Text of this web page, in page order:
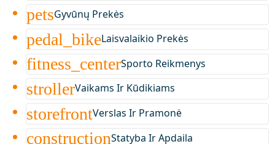
petsGyvūnų Prekės
pedal_bikeLaisvalaikio Prekės
fitness_centerSporto Reikmenys
strollerVaikams Ir Kūdikiams
storefrontVerslas Ir Pramonė
constructionStatyba Ir Apdaila